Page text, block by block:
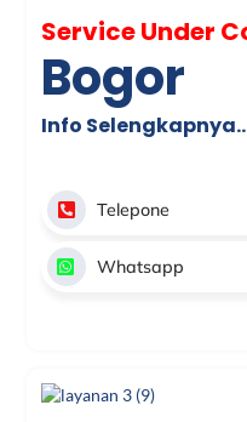
Service Under
Bogor
Info
Telepone
Whatsapp